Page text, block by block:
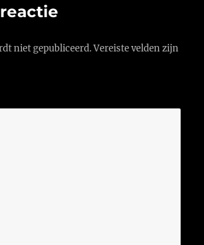
niet gepubliceerd. Vereiste velden zijn